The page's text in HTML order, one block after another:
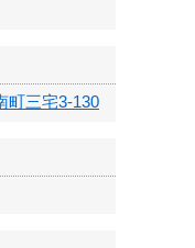
町三宅3-130